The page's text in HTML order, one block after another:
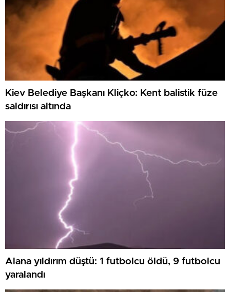
Kiev Belediye Başkanı Kliçko: Kent balistik füze
saldırısı altında
Alana yıldırım düştü: 1 futbolcu öldü, 9 futbolcu
yaralandı